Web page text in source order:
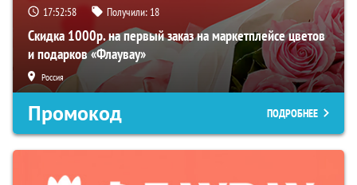
17:52:57 Получили: 18
Скидка 1000р. на первый заказ на маркетплейсе цветов
и подарков «Флаувау»
Россия
Промокод ПОДРОБНЕЕ